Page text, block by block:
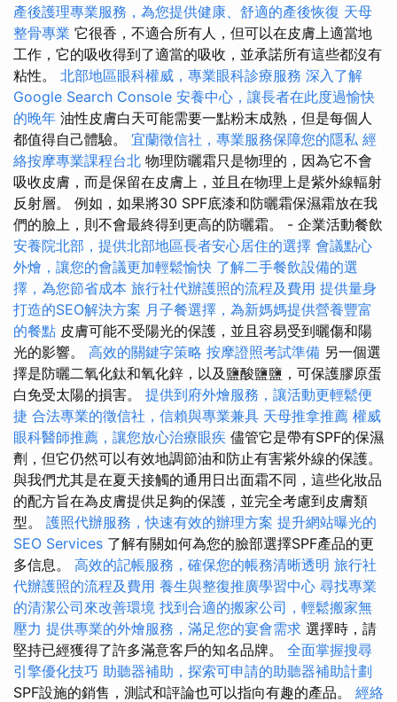
產後護理專業服務，為您提供健康、舒適的產後恢復 天母
整骨專業 它很香，不適合所有人，但可以在皮膚上適當地
工作，它的吸收得到了適當的吸收，並承諾所有這些都沒有
粘性。 北部地區眼科權威，專業眼科診療服務 深入了解
Google Search Console 安養中心，讓長者在此度過愉快
的晚年 油性皮膚白天可能需要一點粉末成熟，但是每個人
都值得自己體驗。 宜蘭徵信社，專業服務保障您的隱私 經
絡按摩專業課程台北 物理防曬霜只是物理的，因為它不會
吸收皮膚，而是保留在皮膚上，並且在物理上是紫外線輻射
反射層。 例如，如果將30 SPF底漆和防曬霜保濕霜放在我
們的臉上，則不會最終得到更高的防曬霜。 - 企業活動餐飲
安養院北部，提供北部地區長者安心居住的選擇 會議點心
外燴，讓您的會議更加輕鬆愉快 了解二手餐飲設備的選
擇，為您節省成本 旅行社代辦護照的流程及費用 提供量身
打造的SEO解決方案 月子餐選擇，為新媽媽提供營養豐富
的餐點 皮膚可能不受陽光的保護，並且容易受到曬傷和陽
光的影響。 高效的關鍵字策略 按摩證照考試準備 另一個選
擇是防曬二氧化鈦和氧化鋅，以及鹽酸鹽鹽，可保護膠原蛋
白免受太陽的損害。 提供到府外燴服務，讓活動更輕鬆便
捷 合法專業的徵信社，信賴與專業兼具 天母推拿推薦 權威
眼科醫師推薦，讓您放心治療眼疾 儘管它是帶有SPF的保濕
劑，但它仍然可以有效地調節油和防止有害紫外線的保護。
與我們尤其是在夏天接觸的通用日出面霜不同，這些化妝品
的配方旨在為皮膚提供足夠的保護，並完全考慮到皮膚類
型。 護照代辦服務，快速有效的辦理方案 提升網站曝光的
SEO Services 了解有關如何為您的臉部選擇SPF產品的更
多信息。 高效的記帳服務，確保您的帳務清晰透明 旅行社
代辦護照的流程及費用 養生與整復推廣學習中心 尋找專業
的清潔公司來改善環境 找到合適的搬家公司，輕鬆搬家無
壓力 提供專業的外燴服務，滿足您的宴會需求 選擇時，請
堅持已經獲得了許多滿意客戶的知名品牌。 全面掌握搜尋
引擎優化技巧 助聽器補助，探索可申請的助聽器補助計劃
SPF設施的銷售，測試和評論也可以指向有趣的產品。 經絡